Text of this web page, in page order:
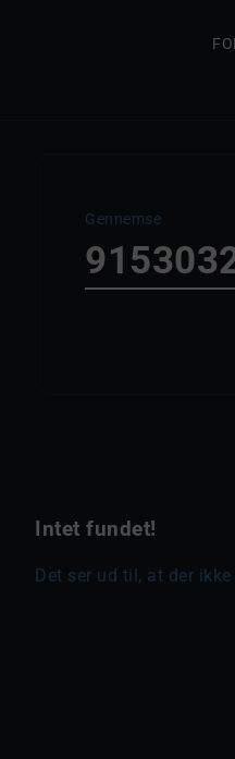
Gennemse
Intet fundet!
Det ser ud til, at der